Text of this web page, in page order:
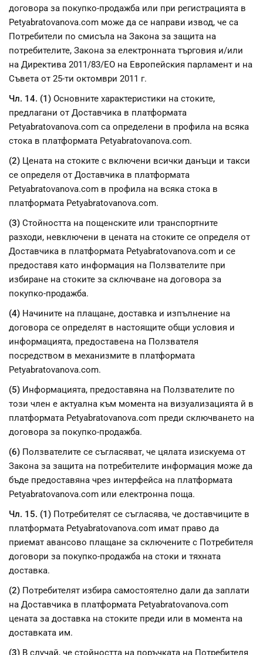
договора за покупко-продажба или при регистрацията в
Petyabratovanova.com може да се направи извод, че са
Потребители по смисъла на Закона за защита на
потребителите, Закона за електронната търговия и/или
на Директива 2011/83/ЕО на Европейския парламент и на
Съвета от 25-ти октомври 2011 г.
Чл. 14. (1) Основните характеристики на стоките,
предлагани от Доставчика в платформата
Petyabratovanova.com са определени в профила на всяка
стока в платформата Petyabratovanova.com.
(2) Цената на стоките с включени всички данъци и такси
се определя от Доставчика в платформата
Petyabratovanova.com в профила на всяка стока в
платформата Petyabratovanova.com.
(3) Стойността на пощенските или транспортните
разходи, невключени в цената на стоките се определя от
Доставчика в платформата Petyabratovanova.com и се
предоставя като информация на Ползвателите при
избиране на стоките за сключване на договора за
покупко-продажба.
(4) Начините на плащане, доставка и изпълнение на
договора се определят в настоящите общи условия и
информацията, предоставена на Ползвателя
посредством в механизмите в платформата
Petyabratovanova.com.
(5) Информацията, предоставяна на Ползвателите по
този член е актуална към момента на визуализацията й в
платформата Petyabratovanova.com преди сключването на
договора за покупко-продажба.
(6) Ползвателите се съгласяват, че цялата изискуема от
Закона за защита на потребителите информация може да
бъде предоставяна чрез интерфейса на платформата
Petyabratovanova.com или електронна поща.
Чл. 15. (1) Потребителят се съгласява, че доставчиците в
платформата Petyabratovanova.com имат право да
приемат авансово плащане за сключените с Потребителя
договори за покупко-продажба на стоки и тяхната
доставка.
(2) Потребителят избира самостоятелно дали да заплати
на Доставчика в платформата Petyabratovanova.com
цената за доставка на стоките преди или в момента на
доставката им.
(3) В случай, че стойността на поръчката на Потребителя